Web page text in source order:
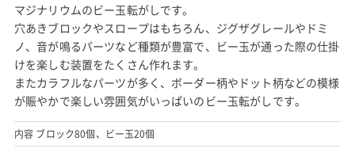
マジナリウムのビー玉転がしです。
穴あきブロックやスロープはもちろん、ジグザグレールやドミ
ノ、音が鳴るパーツなど種類が豊富で、ビー玉が通った際の仕掛
けを楽しむ装置をたくさん作れます。
またカラフルなパーツが多く、ボーダー柄やドット柄などの模様
が賑やかで楽しい雰囲気がいっぱいのビー玉転がしです。
内容 ブロック80個、ビー玉20個